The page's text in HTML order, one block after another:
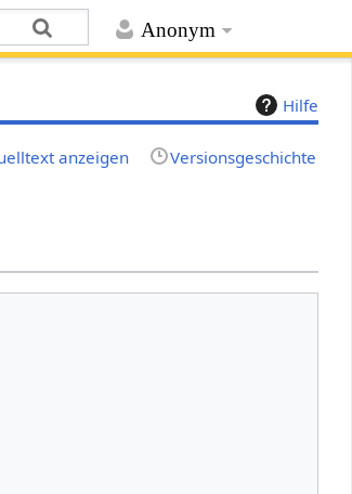
Anonym
Hilfe
anzeigen Versionsgeschichte